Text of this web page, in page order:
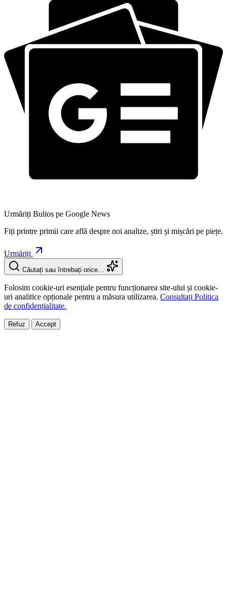
Urmăriți Bulios pe Google News
Fiți printre primii care află despre noi analize, știri și mișcări pe piețe.
Urmăriți
Căutați sau întrebați orice…
Folosim cookie-uri esențiale pentru funcționarea site-ului și cookie-
uri analitice opționale pentru a măsura utilizarea. Consultați Politica
de confidențialitate.
Refuz Accept